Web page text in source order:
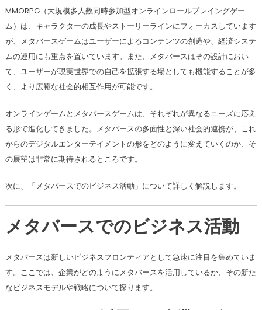
MMORPG（大規模多人数同時参加型オンラインロールプレイングゲー
ム）は、キャラクターの成長やストーリーラインにフォーカスしています
が、メタバースゲームはユーザーによるコンテンツの創造や、経済システ
ムの運用にも重点を置いています。また、メタバースはその設計におい
て、ユーザーが現実世界での自己を拡張する場としても機能することが多
く、より広範な社会的相互作用が可能です。
オンラインゲームとメタバースゲームは、それぞれが異なるニーズに応え
る形で進化してきました。メタバースの多面性と深い社会的連携が、これ
からのデジタルエンターテイメントの形をどのように変えていくのか、そ
の展望は非常に期待されるところです。
次に、「メタバースでのビジネス活動」について詳しく解説します。
メタバースでのビジネス活動
メタバースは新しいビジネスフロンティアとして急速に注目を集めていま
す。ここでは、企業がどのようにメタバースを活用しているか、その新た
なビジネスモデルや戦略について探ります。